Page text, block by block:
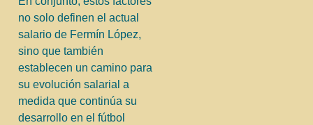
no solo definen el actual
salario de Fermín López,
sino que también
establecen un camino para
su evolución salarial a
medida que continúa su
desarrollo en el fútbol